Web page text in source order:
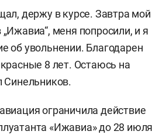
держу в курсе. Завтра мой
меня попросили, и я
об увольнении. Благодарен
8 лет. Остаюсь на
Синельников.
ограничила действие
«Ижавиа» до 28 июля